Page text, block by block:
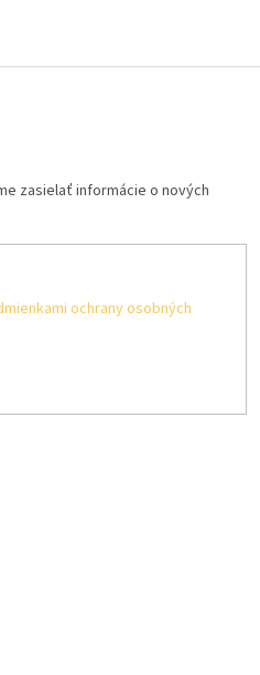
zasielať informácie o nových
ochrany osobných